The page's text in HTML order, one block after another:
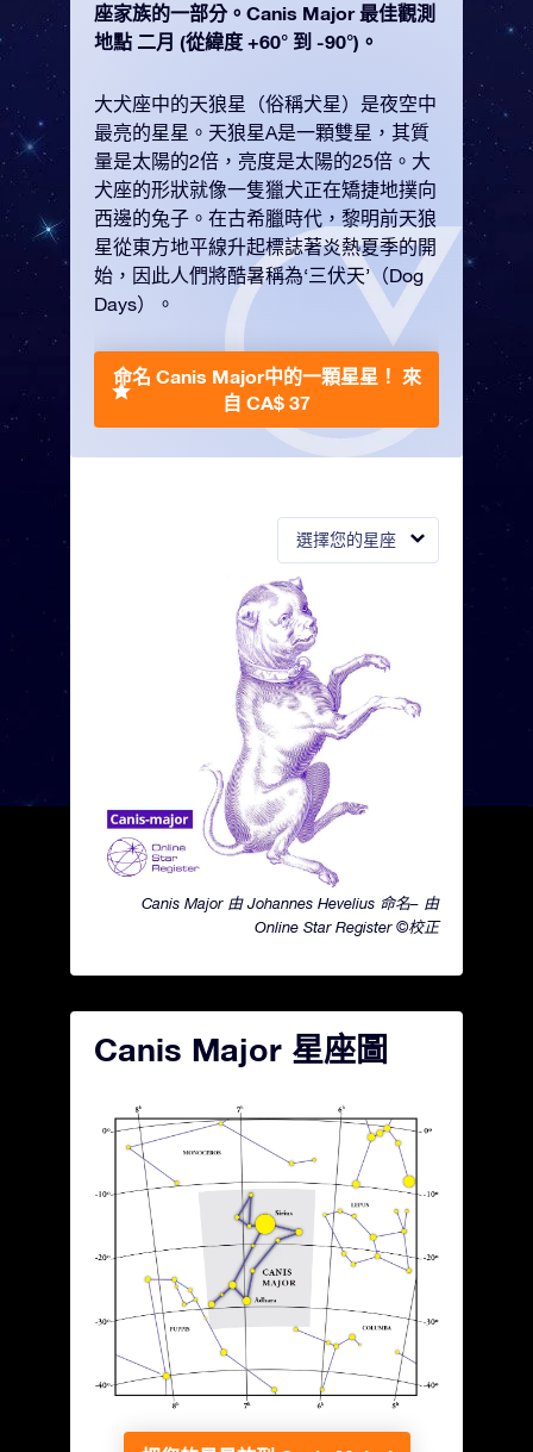
選擇您的星座
Canis Major 由 Johannes Hevelius 命名– 由
Online Star Register ©校正
座家族的一部分。Canis Major 最佳觀測
地點 二月 (從緯度 +60° 到 -90°)。
大犬座中的天狼星（俗稱犬星）是夜空中
最亮的星星。天狼星A是一顆雙星，其質
量是太陽的2倍，亮度是太陽的25倍。大
犬座的形狀就像一隻獵犬正在矯捷地撲向
西邊的兔子。在古希臘時代，黎明前天狼
星從東方地平線升起標誌著炎熱夏季的開
始，因此人們將酷暑稱為‘三伏天’（Dog
Days）。
命名 Canis Major中的一顆星星！ 來
自 CA$ 37
Canis Major 星座圖